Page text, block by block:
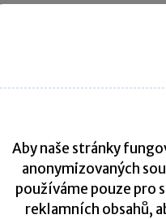
držitelů těchto
daňová či účetní
Aby naše stránky
anonymizovaných
používáme pouze pro
reklamních obsahů,